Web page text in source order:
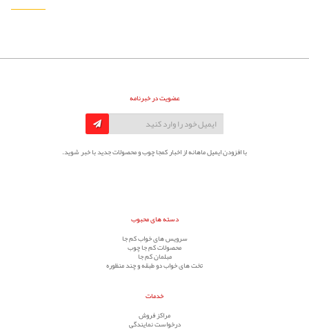
عضویت در خبرنامه
با افزودن ایمیل ماهانه از اخبار کمجا چوب و محصولات جدید با خبر شوید.
دسته های محبوب
سرویس های خواب کم جا
محصولات کم جا چوب
مبلمان کم جا
تخت های خواب دو طبقه و چند منظوره
خدمات
مراکز فروش
درخواست نمایندگی